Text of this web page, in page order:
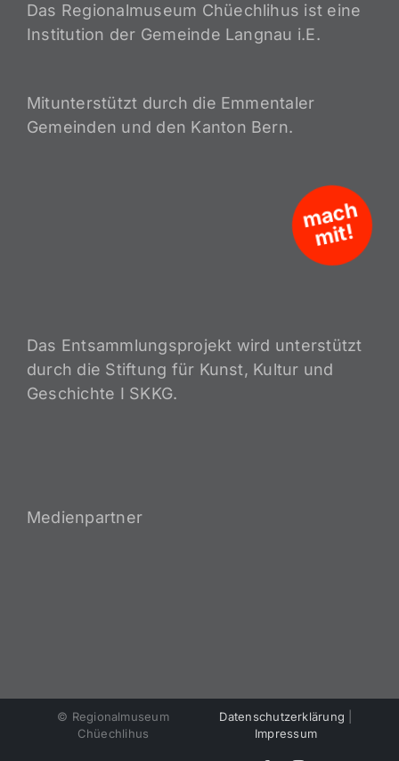
m
a
c
h
mit!
Das Regionalmuseum Chüechlihus ist eine
Institution der Gemeinde Langnau i.E.
Mitunterstützt durch die Emmentaler
Gemeinden und den Kanton Bern.
Das Entsammlungsprojekt wird unterstützt
durch die Stiftung für Kunst, Kultur und
Geschichte I SKKG.
Medienpartner
© Regionalmuseum
Chüechlihus
Datenschutzerklärung
Impressum